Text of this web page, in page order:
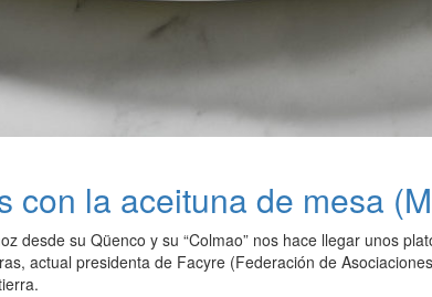
con la aceituna de mesa
desde su Qüenco y su “Colmao” nos hace llegar unos
actual presidenta de Facyre (Federación de